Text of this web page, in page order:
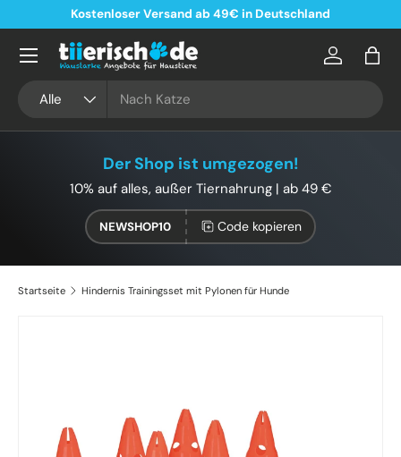
Direkt zum Inhalt
Kostenloser Versand ab 49€ in Deutschland
Alle
Konto
Der Shop ist umgezogen!
10% auf alles, außer Tiernahrung | ab 49 €
NEWSHOP10 Code kopieren
Startseite Hindernis Trainingsset mit Pylonen für Hunde